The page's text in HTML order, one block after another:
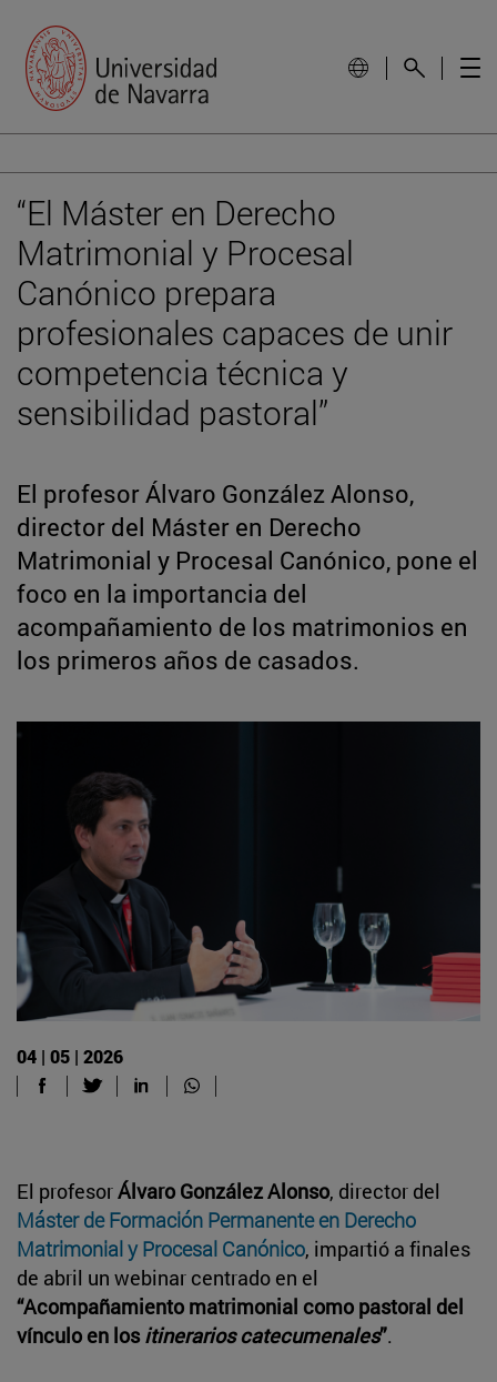
“El Máster en Derecho
Matrimonial y Procesal
Canónico prepara
profesionales capaces de unir
competencia técnica y
sensibilidad pastoral”
El profesor Álvaro González Alonso,
director del Máster en Derecho
Matrimonial y Procesal Canónico, pone el
foco en la importancia del
acompañamiento de los matrimonios en
los primeros años de casados.
04 | 05 | 2026
El profesorÁlvaro González Alonso, director del
Máster de Formación Permanente en Derecho
Matrimonial y Procesal Canónico, impartió a finales
de abril un webinar centrado en el
“Acompañamiento matrimonial como pastoral del
vínculo en lositinerarios catecumenales”.